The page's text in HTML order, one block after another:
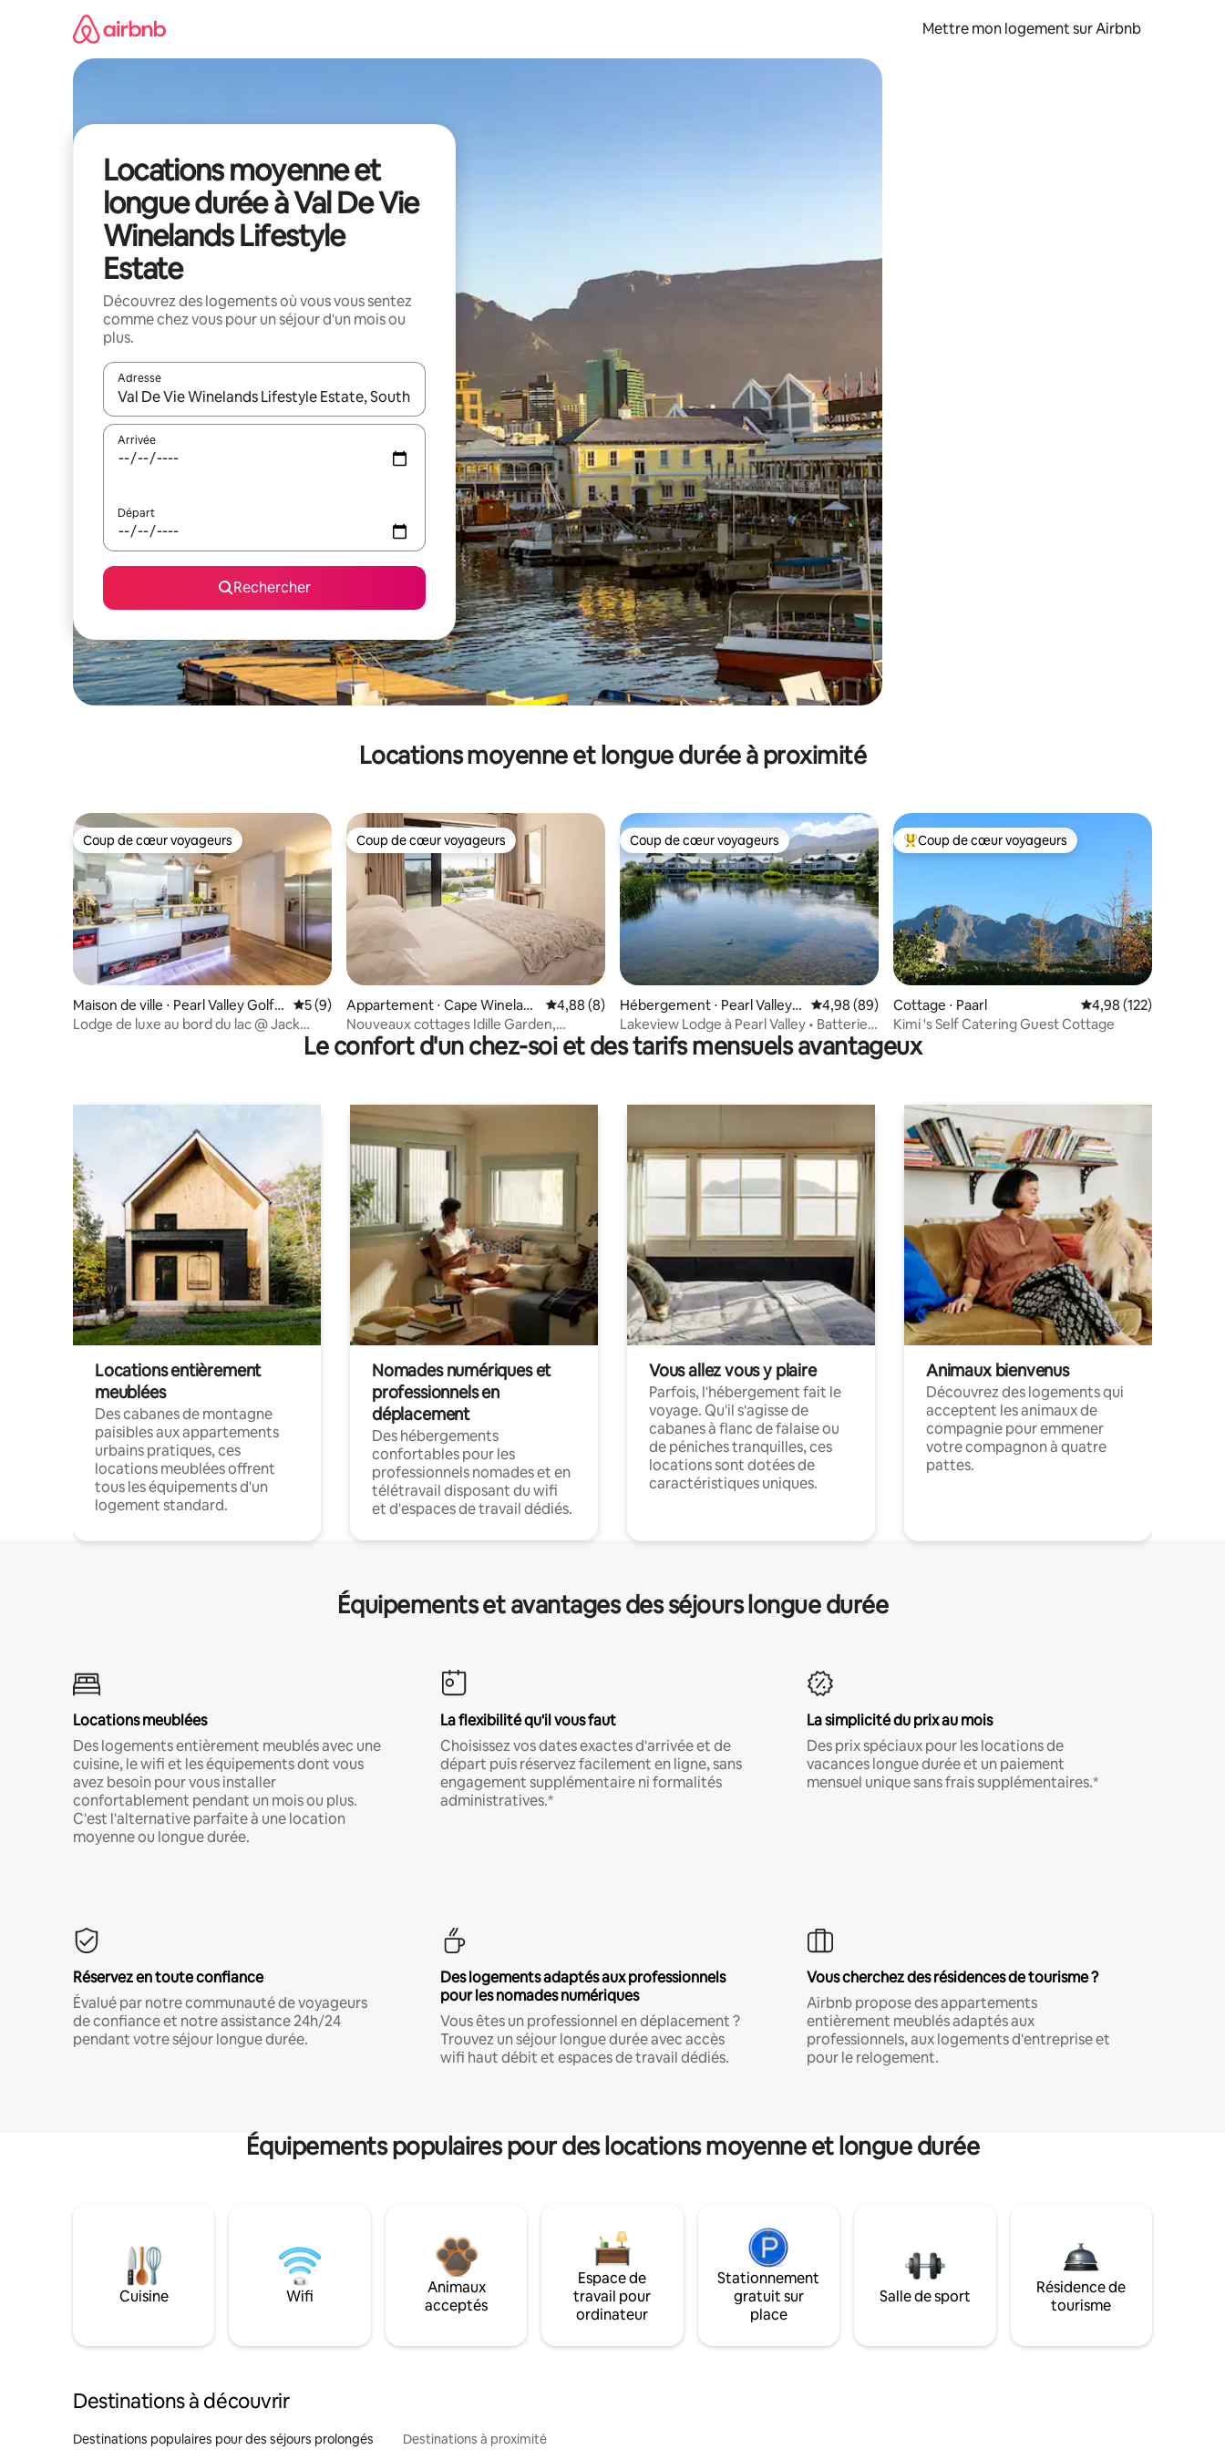
Mettre mon logement sur Airbnb
Locations moyenne et
longue durée à Val De Vie
Winelands Lifestyle
Estate
Découvrez des logements où vous vous sentez
comme chez vous pour un séjour d'un mois ou
plus.
Adresse
Lorsque les résultats s'affichent, utilisez les flèches vers le haut et vers le bas pour les parcourir ou en appuyant et en faisant glisser.
Arrivée
Départ
Rechercher
Locations moyenne et longue durée à proximité
Coup de cœur voyageurs
Coup de cœur voyageurs
Maison de ville ⋅ Pearl Valley Golf E
state and Spa
Évaluation moyenne sur la base de 9 commentaires : 5 sur 5
5 (9)
Lodge de luxe au bord du lac @ Jack
Coup de cœur voyageurs
Coup de cœur voyageurs
Appartement ⋅ Cape Winelan
ds District Municipality
Évaluation moyenne sur la base de 8 commentaires : 4,88 sur 5
4,88 (8)
Nouveaux cottages Idille Garden,
Agapanthus Cottage
Coup de cœur voyageurs
Coup de cœur voyageurs
Hébergement ⋅ Pearl Valley
Golf Estate and Spa
Évaluation moyenne sur la base de 89 commentaires : 4,98 sur 5
4,98 (89)
Lakeview Lodge à Pearl Valley • Batterie
de secours
Coups de cœur voyageurs les plus appréciés
Coup de cœur voyageurs
Cottage ⋅ Paarl Évaluation moyenne
4,98 (122)
Kimi 's Self Catering Guest Cottage
Le confort d'un chez-soi et des tarifs mensuels avantageux
Locations entièrement
meublées
Des cabanes de montagne
paisibles aux appartements
urbains pratiques, ces
locations meublées offrent
tous les équipements d'un
logement standard.
Nomades numériques et
professionnels en
déplacement
Des hébergements
confortables pour les
professionnels nomades et en
télétravail disposant du wifi
et d'espaces de travail dédiés.
Vous allez vous y plaire
Parfois, l'hébergement fait le
voyage. Qu'il s'agisse de
cabanes à flanc de falaise ou
de péniches tranquilles, ces
locations sont dotées de
caractéristiques uniques.
Animaux bienvenus
Découvrez des logements qui
acceptent les animaux de
compagnie pour emmener
votre compagnon à quatre
pattes.
Équipements et avantages des séjours longue durée
Locations meublées
Des logements entièrement meublés avec une
cuisine, le wifi et les équipements dont vous
avez besoin pour vous installer
confortablement pendant un mois ou plus.
C'est l'alternative parfaite à une location
moyenne ou longue durée.
La flexibilité qu'il vous faut
Choisissez vos dates exactes d'arrivée et de
départ puis réservez facilement en ligne, sans
engagement supplémentaire ni formalités
administratives.*
La simplicité du prix au mois
Des prix spéciaux pour les locations de
vacances longue durée et un paiement
mensuel unique sans frais supplémentaires.*
Réservez en toute confiance
Évalué par notre communauté de voyageurs
de confiance et notre assistance 24h/24
pendant votre séjour longue durée.
Des logements adaptés aux professionnels
pour les nomades numériques
Vous êtes un professionnel en déplacement ?
Trouvez un séjour longue durée avec accès
wifi haut débit et espaces de travail dédiés.
Vous cherchez des résidences de tourisme ?
Airbnb propose des appartements
entièrement meublés adaptés aux
professionnels, aux logements d'entreprise et
pour le relogement.
Équipements populaires pour des locations moyenne et longue durée
Cuisine Wifi
Animaux
acceptés
Espace de
travail pour
ordinateur
Stationnement
gratuit sur
place
Salle de sport
Résidence de
tourisme
Destinations à découvrir
Destinations populaires pour des séjours prolongés Destinations à proximité